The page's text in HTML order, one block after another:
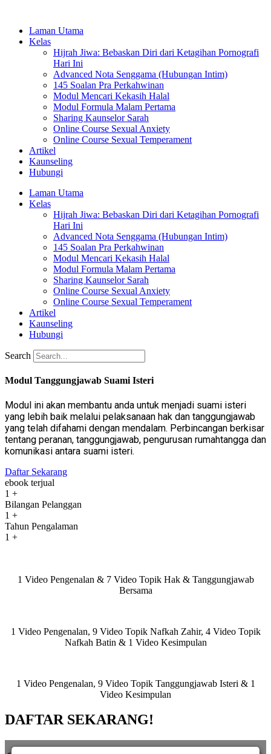
Laman Utama
Kelas
Hijrah Jiwa: Bebaskan Diri dari Ketagihan Pornografi
Hari Ini
Advanced Nota Senggama (Hubungan Intim)
145 Soalan Pra Perkahwinan
Modul Mencari Kekasih Halal
Modul Formula Malam Pertama
Sharing Kaunselor Sarah
Online Course Sexual Anxiety
Online Course Sexual Temperament
Artikel
Kaunseling
Hubungi
Laman Utama
Kelas
Hijrah Jiwa: Bebaskan Diri dari Ketagihan Pornografi
Hari Ini
Advanced Nota Senggama (Hubungan Intim)
145 Soalan Pra Perkahwinan
Modul Mencari Kekasih Halal
Modul Formula Malam Pertama
Sharing Kaunselor Sarah
Online Course Sexual Anxiety
Online Course Sexual Temperament
Artikel
Kaunseling
Hubungi
Search
Modul Tanggungjawab Suami Isteri
Modul ini akan membantu anda untuk menjadi suami isteri
yang lebih baik melalui pelaksanaan hak dan tanggungjawab
yang telah difahami dengan mendalam. Perbincangan berkisar
tentang peranan, tanggungjawab, pengurusan rumahtangga dan
komunikasi antara suami isteri.
Daftar Sekarang
ebook terjual
1 +
Bilangan Pelanggan
1 +
Tahun Pengalaman
1 +
1 Video Pengenalan & 7 Video Topik Hak & Tanggungjawab
Bersama
1 Video Pengenalan, 9 Video Topik Nafkah Zahir, 4 Video Topik
Nafkah Batin & 1 Video Kesimpulan
1 Video Pengenalan, 9 Video Topik Tanggungjawab Isteri & 1
Video Kesimpulan
DAFTAR SEKARANG!